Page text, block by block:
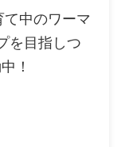
中のワーマ
を目指しつ
！